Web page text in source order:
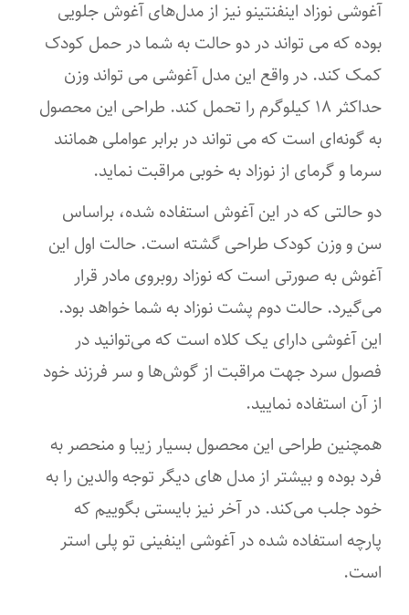
آغوشی نوزاد اینفنتینو نیز از مدل‌های آغوش جلویی
بوده که می ‌تواند در دو حالت به شما در حمل کودک
کمک کند. در واقع این مدل آغوشی می ‌تواند وزن
حداکثر ۱۸ کیلوگرم را تحمل کند. طراحی این محصول
به‌ گونه‌ای است که می ‌تواند در برابر عواملی همانند
سرما و گرمای از نوزاد به خوبی مراقبت نماید.
دو حالتی که در این آغوش استفاده شده، براساس
سن و وزن کودک طراحی گشته‌ است. حالت اول این
آغوش به صورتی است که نوزاد روبروی مادر قرار
می‌گیرد. حالت دوم پشت نوزاد به شما خواهد بود.
این آغوشی دارای یک کلاه است که می‌توانید در
فصول سرد جهت مراقبت از گوش‌ها و سر فرزند خود
از آن استفاده نمایید.
همچنین طراحی این محصول بسیار زیبا و منحصر به
‌فرد بوده و بیشتر از مدل های دیگر توجه والدین را به
خود جلب می‌کند. در آخر نیز بایستی بگوییم که
پارچه استفاده ‌شده در آغوشی اینفینی تو پلی استر
است.